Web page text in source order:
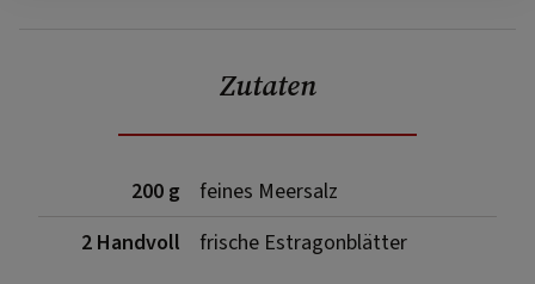
Zutaten
200 g
feines Meersalz
2 Handvoll
frische Estragonblätter